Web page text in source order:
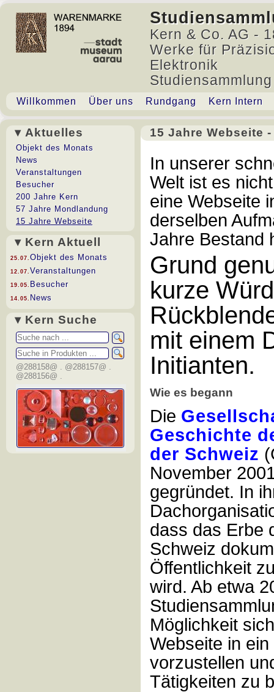
Kern & Co. AG -
Werke für
Elektronik
Willkommen Über uns Rundgang Kern Intern
▾ Aktuelles
Objekt des Monats
News
Veranstaltungen
Besucher
200 Jahre Kern
57 Jahre Mondlandung
15 Jahre Webseite
▾ Kern Aktuell
25.07. Objekt des Monats
12.07. Veranstaltungen
19.05. Besucher
14.05. News
▾ Kern Suche
@288158@ . @288157@ .
@288156@ .
15 Jahre Webseite
15 Jahre Webseite -
In unserer
Welt ist es
eine Webseite
derselben
Jahre Bestand
Grund
kurze
mit einem
Initianten.
Wie es begann
Die
Geschichte
der Schweiz
November
gegründet. In
dass das Erbe
Schweiz
Öffentlichkeit
wird. Ab etwa
Möglichkeit
Webseite in
vorzustellen
Tätigkeiten zu